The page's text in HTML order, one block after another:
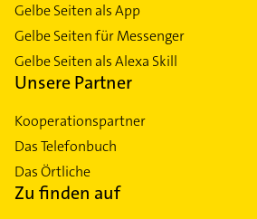
Gelbe Seiten als App
Gelbe Seiten für Messenger
Gelbe Seiten als Alexa Skill
Unsere Partner
Kooperationspartner
Das Telefonbuch
Das Örtliche
Zu finden auf